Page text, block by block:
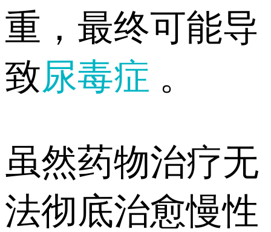
重，最终可能导
致尿毒症 。
虽然药物治疗无
法彻底治愈慢性